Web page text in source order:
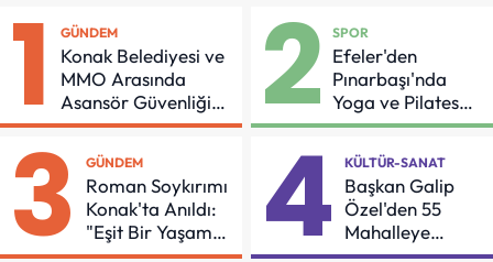
1 GÜNDEM
Konak Belediyesi ve
MMO Arasında
Asansör Güvenliği
İçin Önemli Protokol
2 SPOR
Efeler'den
Pınarbaşı'nda
Yoga ve Pilates
Buluşması
3 GÜNDEM
Roman Soykırımı
Konak'ta Anıldı:
"Eşit Bir Yaşam
İçin Mücadeleyi
4 KÜLTÜR-SANAT
Başkan Galip
Özel'den 55
Mahalleye
Çocuk Şenliği